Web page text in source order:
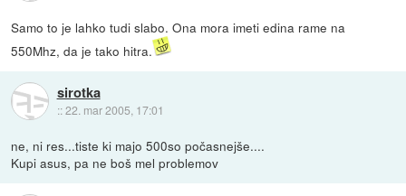
Samo to je lahko tudi slabo. Ona mora imeti edina rame na
550Mhz, da je tako hitra.
sirotka
::22. mar 2005, 17:01
ne, ni res...tiste ki majo 500so počasnejše....
Kupi asus, pa ne boš mel problemov